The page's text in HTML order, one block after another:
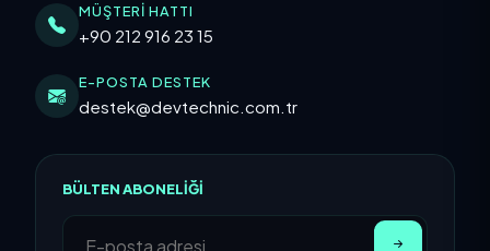
MÜŞTERI HATTI
+90 212 916 23 15
E-POSTA DESTEK
destek@devtechnic.com.tr
BÜLTEN ABONELIĞI